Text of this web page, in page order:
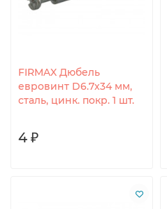
FIRMAX Дюбель
евровинт D6.7x34 мм,
сталь, цинк. покр. 1 шт.
4 ₽